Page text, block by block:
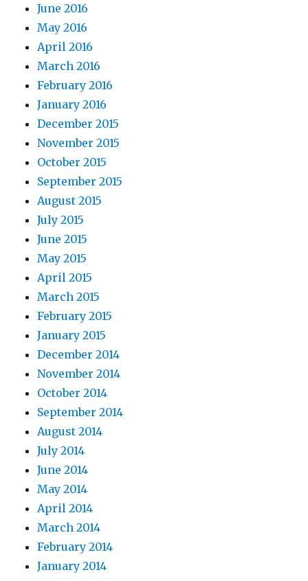
June 2016
May 2016
April 2016
March 2016
February 2016
January 2016
December 2015
November 2015
October 2015
September 2015
August 2015
July 2015
June 2015
May 2015
April 2015
March 2015
February 2015
January 2015
December 2014
November 2014
October 2014
September 2014
August 2014
July 2014
June 2014
May 2014
April 2014
March 2014
February 2014
January 2014